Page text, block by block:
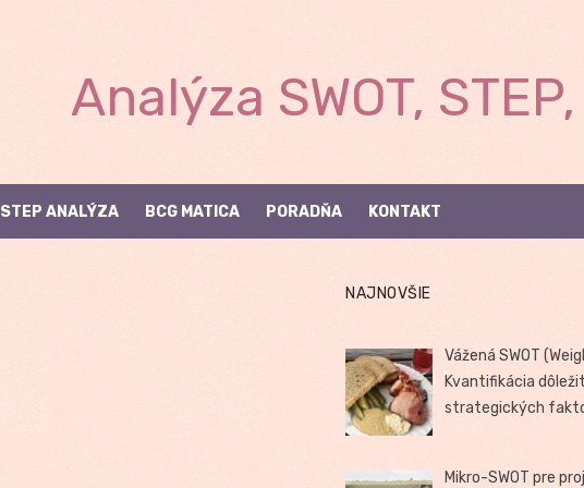
Analýza SWOT,
STEP ANALÝZA BCG MATICA PORADŇA KONTAKT
NAJNOVŠIE
Vážená SWOT
Kvantifikácia
strategických
Mikro-SWOT pre